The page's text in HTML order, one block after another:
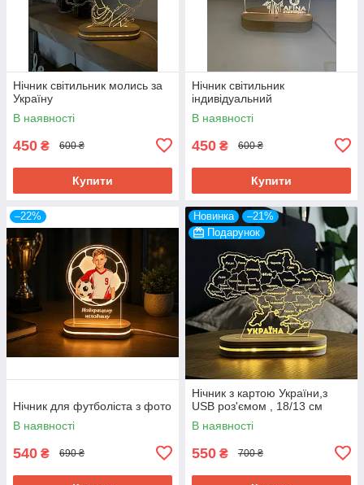
Нічник світильник молись за
Україну
В наявності
450 ₴ 600 ₴
Купити
Нічник світильник
індивідуальний
В наявності
450 ₴ 600 ₴
Купити
–22%
Нічник для футболіста з фото
В наявності
540 ₴ 690 ₴
Новинка
–21%
Подарунок
Нічник з картою України,з
USB роз'ємом , 18/13 см
В наявності
550 ₴ 700 ₴